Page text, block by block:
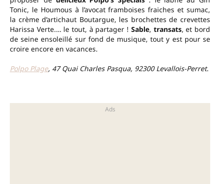
Tonic, le Houmous à l’avocat framboises fraiches et sumac,
la crème d’artichaut Boutargue, les brochettes de crevettes
Harissa Verte.… le tout, à partager ! Sable, transats, et bord
de seine ensoleillé sur fond de musique, tout y est pour se
croire encore en vacances.
Polpo Plage, 47 Quai Charles Pasqua, 92300 Levallois-Perret.